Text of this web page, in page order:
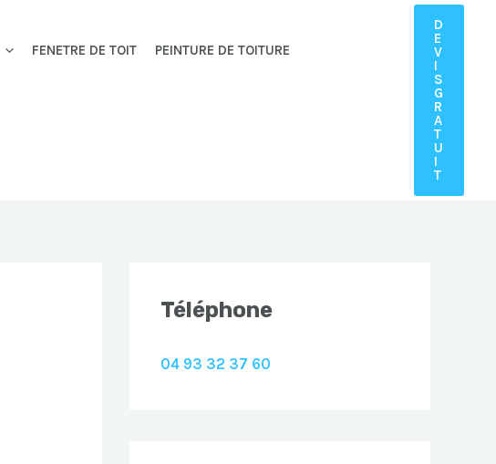
FENETRE DE TOIT PEINTURE DE TOITURE
D
E
V
I
S
G
R
A
T
U
I
T
Téléphone
04 93 32 37 60